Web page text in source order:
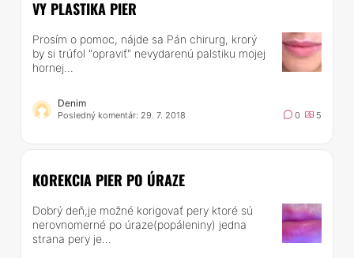
VY PLASTIKA PIER
Prosím o pomoc, nájde sa Pán chirurg, krorý
by si trúfol "opraviť" nevydarenú palstiku mojej
hornej...
Denim
Posledný komentár: 29. 7. 2018 0 5
KOREKCIA PIER PO ÚRAZE
Dobrý deň,je možné korigovať pery ktoré sú
nerovnomerné po úraze(popáleniny) jedna
strana pery je...